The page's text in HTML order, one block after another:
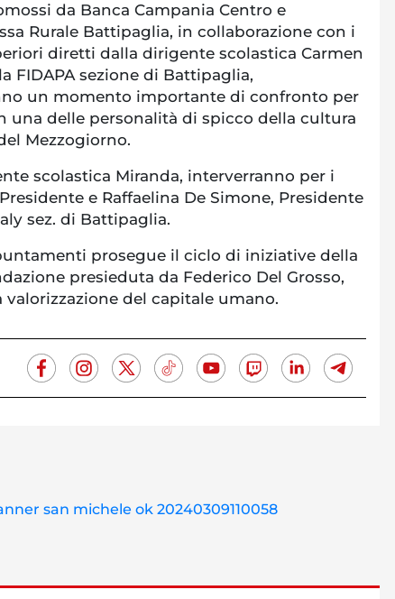
da Banca Campania Centro e
Rurale Battipaglia, in collaborazione con i
diretti dalla dirigente scolastica Carmen
FIDAPA sezione di Battipaglia,
un momento importante di confronto per
una delle personalità di spicco della cultura
Mezzogiorno.
scolastica Miranda, interverranno per i
e Raffaelina De Simone, Presidente
sez. di Battipaglia.
prosegue il ciclo di iniziative della
presieduta da Federico Del Grosso,
del capitale umano.